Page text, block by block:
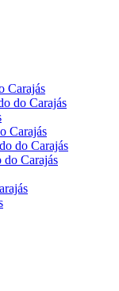
Carajás
do Carajás
Carajás
do Carajás
do Carajás